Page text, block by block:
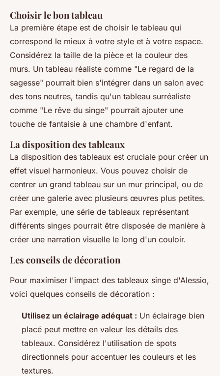
Choisir le bon tableau
La première étape est de choisir le tableau qui
correspond le mieux à votre style et à votre espace.
Considérez la taille de la pièce et la couleur des
murs. Un tableau réaliste comme "Le regard de la
sagesse" pourrait bien s'intégrer dans un salon avec
des tons neutres, tandis qu'un tableau surréaliste
comme "Le rêve du singe" pourrait ajouter une
touche de fantaisie à une chambre d'enfant.
La disposition des tableaux
La disposition des tableaux est cruciale pour créer un
effet visuel harmonieux. Vous pouvez choisir de
centrer un grand tableau sur un mur principal, ou de
créer une galerie avec plusieurs œuvres plus petites.
Par exemple, une série de tableaux représentant
différents singes pourrait être disposée de manière à
créer une narration visuelle le long d'un couloir.
Les conseils de décoration
Pour maximiser l'impact des tableaux singe d'Alessio,
voici quelques conseils de décoration :
Utilisez un éclairage adéquat : Un éclairage bien
placé peut mettre en valeur les détails des
tableaux. Considérez l'utilisation de spots
directionnels pour accentuer les couleurs et les
textures.